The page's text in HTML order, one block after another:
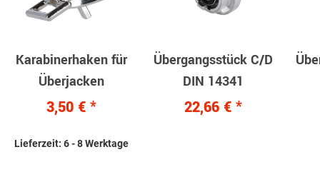
Karabinerhaken für
Überjacken
3,50 € *
Lieferzeit: 6 - 8 Werktage
Übergangsstück C/D
DIN 14341
22,66 € *